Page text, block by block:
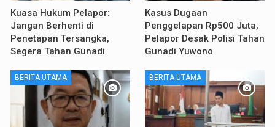
Kuasa Hukum Pelapor:
Jangan Berhenti di
Penetapan Tersangka,
Segera Tahan Gunadi
Kasus Dugaan
Penggelapan Rp500 Juta,
Pelapor Desak Polisi Tahan
Gunadi Yuwono
BERITA UTAMA BERITA UTAMA